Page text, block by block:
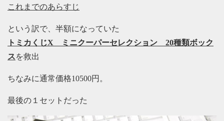
これまでのあらすじ
という訳で、半額になっていた
トミカくじX ミニクーパーセレクション 20種類ボック
スを救出
ちなみに通常価格10500円。
最後の１セットだった